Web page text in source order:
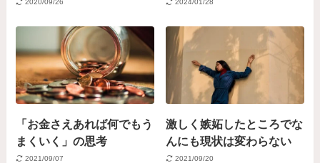
2020/09/26 2024/01/28
「お金さえあれば何でもう
まくいく」の思考
2021/09/07
激しく嫉妬したところでな
んにも現状は変わらない
2021/09/20